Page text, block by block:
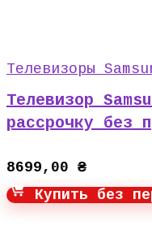
Телевизоры
Телевизор
рассрочку без
8699,00 ₴
Купить без